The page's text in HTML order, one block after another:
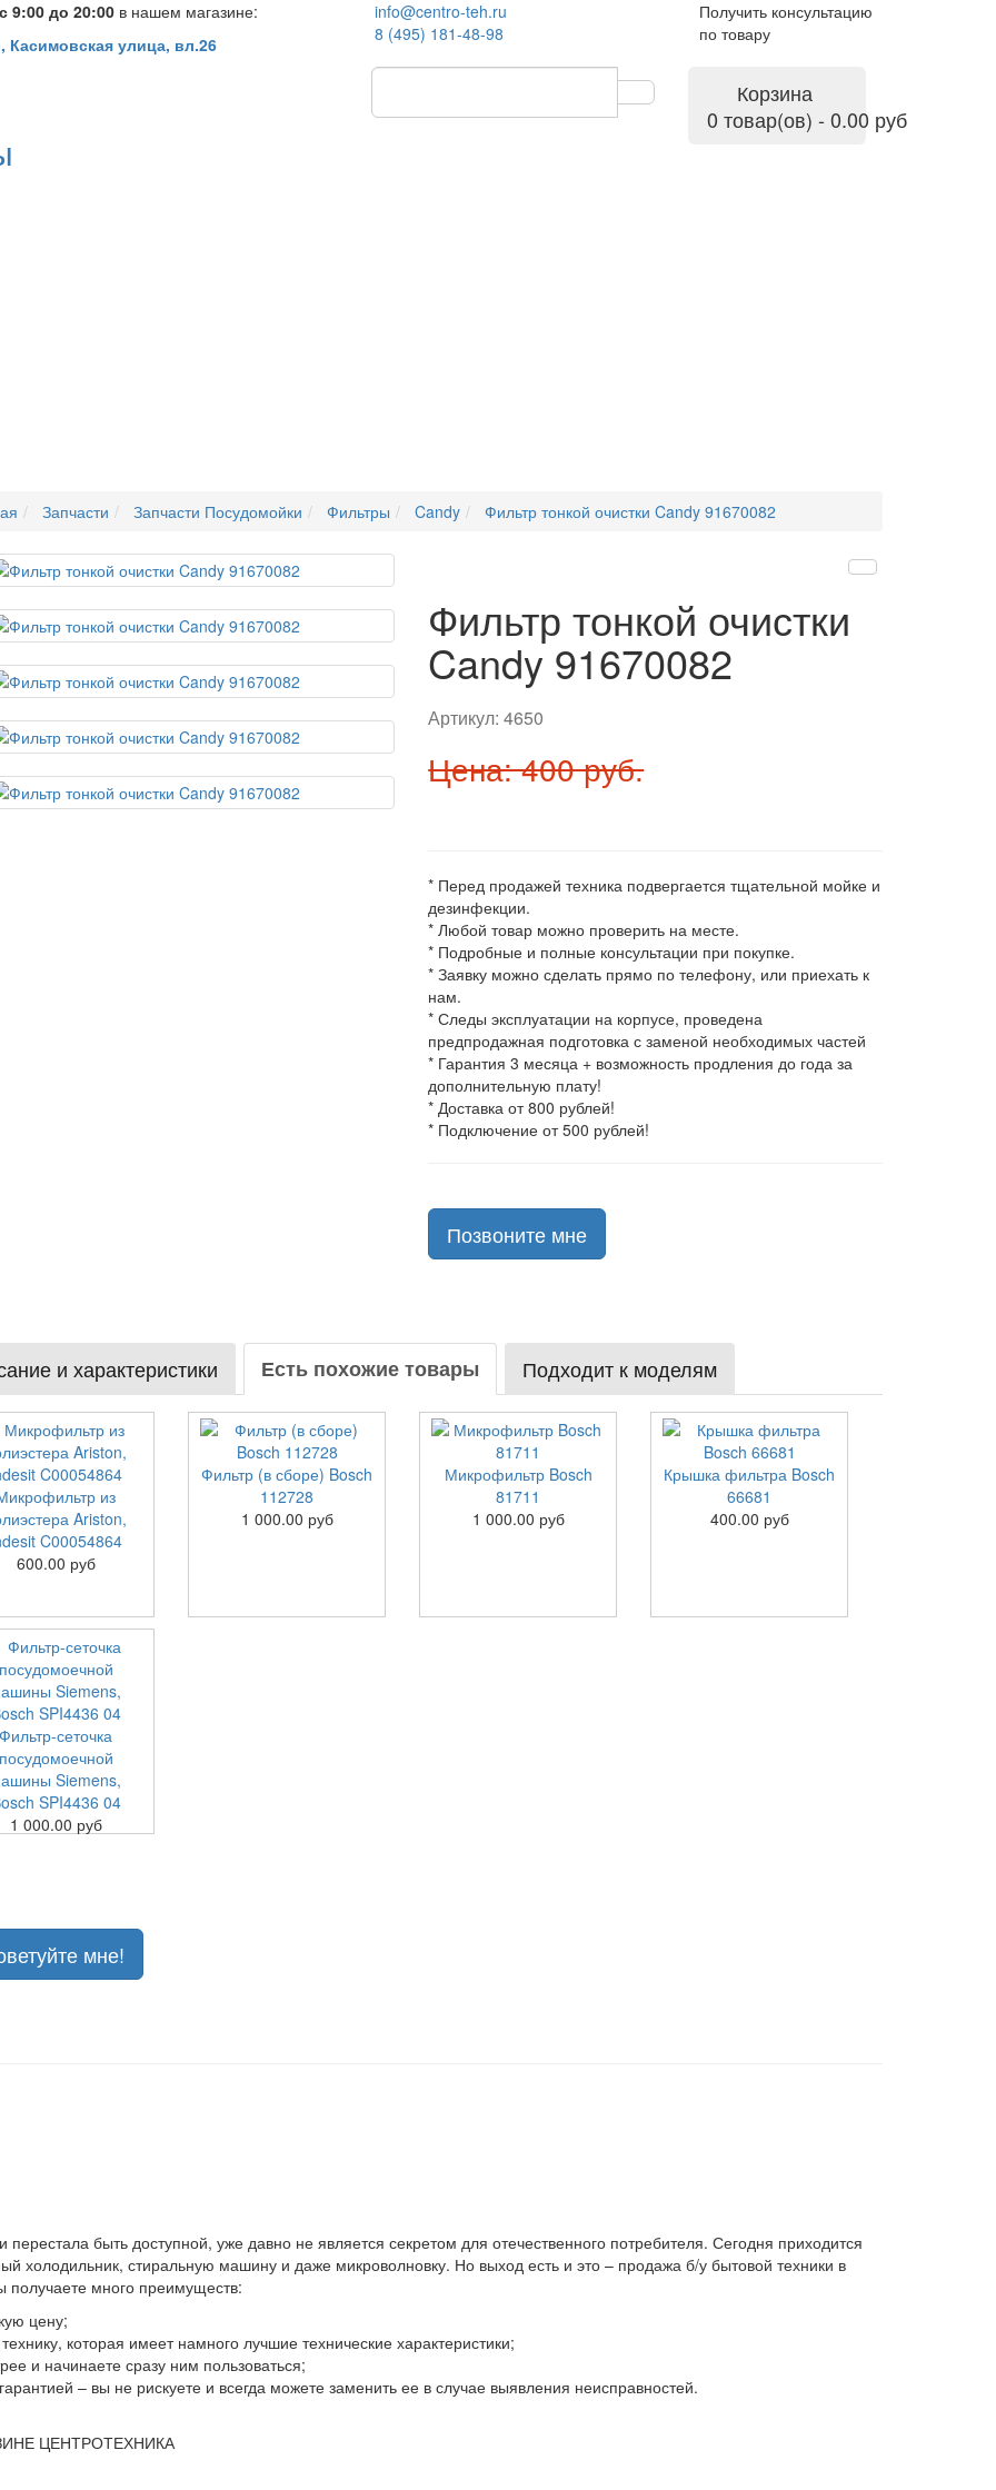
9:00 до 20:00 в нашем магазине:
улица, вл.26
info@centro-teh.ru
8 (495) 181-48-98
Получить консультацию
по товару
Корзина
0 товар(ов) - 0.00 руб
Запчасти Запчасти Посудомойки Фильтры Candy Фильтр тонкой очистки Candy 91670082
Фильтр тонкой очистки
Candy 91670082
Артикул:4650
Цена: 400 руб.
* Перед продажей техника подвергается тщательной мойке и
дезинфекции.
* Любой товар можно проверить на месте.
* Подробные и полные консультации при покупке.
* Заявку можно сделать прямо по телефону, или приехать к
нам.
* Следы эксплуатации на корпусе, проведена
предпродажная подготовка с заменой необходимых частей
* Гарантия 3 месяца + возможность продления до года за
дополнительную плату!
* Доставка от 800 рублей!
* Подключение от 500 рублей!
Позвоните мне
и характеристики Есть похожие товары Подходит к моделям
из
Ariston,
C00054864
600.00 руб
Фильтр (в сборе) Bosch
112728
1 000.00 руб
Микрофильтр Bosch
81711
1 000.00 руб
Крышка фильтра Bosch
66681
400.00 руб
Фильтр-сеточка
посудомоечной
Siemens,
SPI4436 04
1 000.00 руб
мне!
быть доступной, уже давно не является секретом для отечественного потребителя. Сегодня приходится
холодильник, стиральную машину и даже микроволновку. Но выход есть и это – продажа б/у бытовой техники в
получаете много преимуществ:
цену;
которая имеет намного лучшие технические характеристики;
и начинаете сразу ним пользоваться;
– вы не рискуете и всегда можете заменить ее в случае выявления неисправностей.
ЦЕНТРОТЕХНИКА